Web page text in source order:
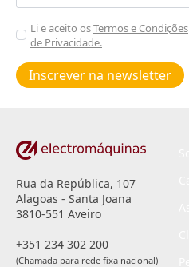
Aceitar
Poiticas
de
privacidade
Li e aceito osTermos e Condições
de Privacidade.
Inscrever na newsletter
Rua da República, 107
Alagoas - Santa Joana
3810-551 Aveiro
+351 234 302 200
(Chamada para rede fixa nacional)